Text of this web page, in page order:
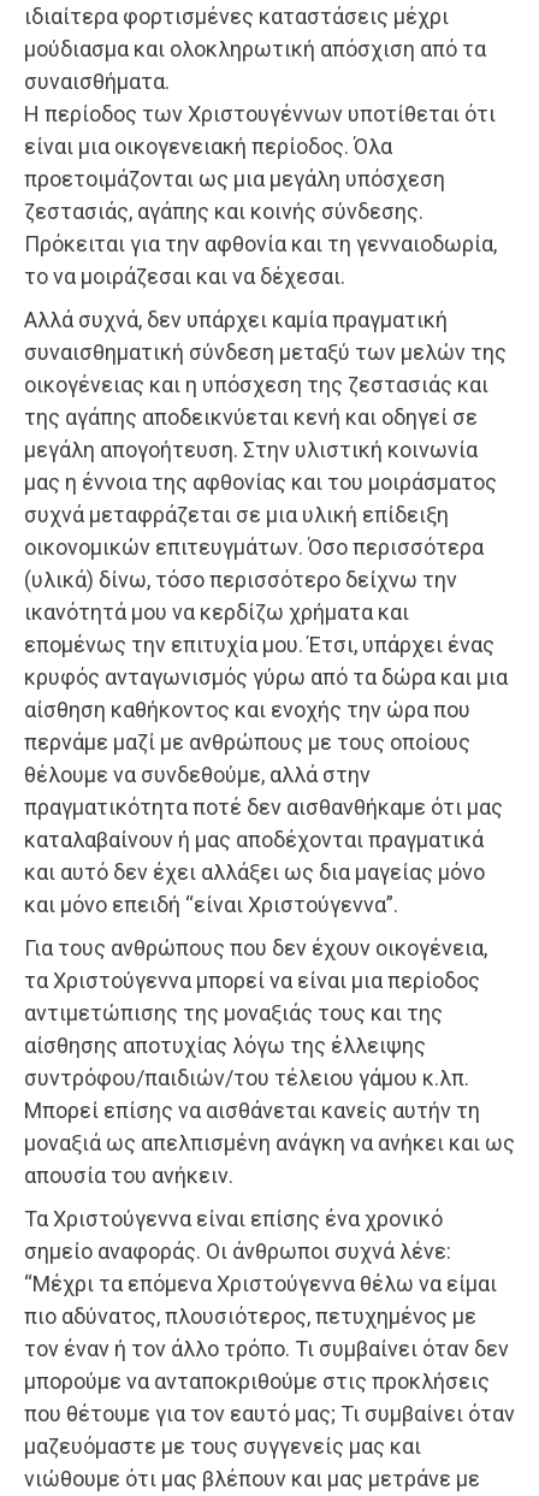
ιδιαίτερα φορτισμένες καταστάσεις μέχρι
μούδιασμα και ολοκληρωτική απόσχιση από τα
συναισθήματα.
Η περίοδος των Χριστουγέννων υποτίθεται ότι
είναι μια οικογενειακή περίοδος. Όλα
προετοιμάζονται ως μια μεγάλη υπόσχεση
ζεστασιάς, αγάπης και κοινής σύνδεσης.
Πρόκειται για την αφθονία και τη γενναιοδωρία,
το να μοιράζεσαι και να δέχεσαι.
Αλλά συχνά, δεν υπάρχει καμία πραγματική
συναισθηματική σύνδεση μεταξύ των μελών της
οικογένειας και η υπόσχεση της ζεστασιάς και
της αγάπης αποδεικνύεται κενή και οδηγεί σε
μεγάλη απογοήτευση. Στην υλιστική κοινωνία
μας η έννοια της αφθονίας και του μοιράσματος
συχνά μεταφράζεται σε μια υλική επίδειξη
οικονομικών επιτευγμάτων. Όσο περισσότερα
(υλικά) δίνω, τόσο περισσότερο δείχνω την
ικανότητά μου να κερδίζω χρήματα και
επομένως την επιτυχία μου. Έτσι, υπάρχει ένας
κρυφός ανταγωνισμός γύρω από τα δώρα και μια
αίσθηση καθήκοντος και ενοχής την ώρα που
περνάμε μαζί με ανθρώπους με τους οποίους
θέλουμε να συνδεθούμε, αλλά στην
πραγματικότητα ποτέ δεν αισθανθήκαμε ότι μας
καταλαβαίνουν ή μας αποδέχονται πραγματικά
και αυτό δεν έχει αλλάξει ως δια μαγείας μόνο
και μόνο επειδή “είναι Χριστούγεννα”.
Για τους ανθρώπους που δεν έχουν οικογένεια,
τα Χριστούγεννα μπορεί να είναι μια περίοδος
αντιμετώπισης της μοναξιάς τους και της
αίσθησης αποτυχίας λόγω της έλλειψης
συντρόφου/παιδιών/του τέλειου γάμου κ.λπ.
Μπορεί επίσης να αισθάνεται κανείς αυτήν τη
μοναξιά ως απελπισμένη ανάγκη να ανήκει και ως
απουσία του ανήκειν.
Τα Χριστούγεννα είναι επίσης ένα χρονικό
σημείο αναφοράς. Οι άνθρωποι συχνά λένε:
“Μέχρι τα επόμενα Χριστούγεννα θέλω να είμαι
πιο αδύνατος, πλουσιότερος, πετυχημένος με
τον έναν ή τον άλλο τρόπο. Τι συμβαίνει όταν δεν
μπορούμε να ανταποκριθούμε στις προκλήσεις
που θέτουμε για τον εαυτό μας; Τι συμβαίνει όταν
μαζευόμαστε με τους συγγενείς μας και
νιώθουμε ότι μας βλέπουν και μας μετράνε με